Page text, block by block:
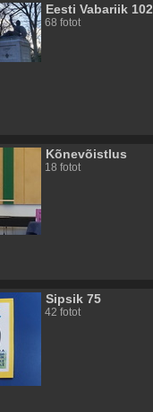
Eesti Vabariik 102
68 fotot
Kõnevõistlus
18 fotot
Sipsik 75
42 fotot